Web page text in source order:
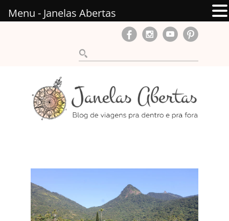
Menu - Janelas Abertas